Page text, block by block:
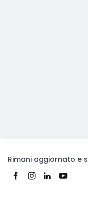
Rimani aggiornato e